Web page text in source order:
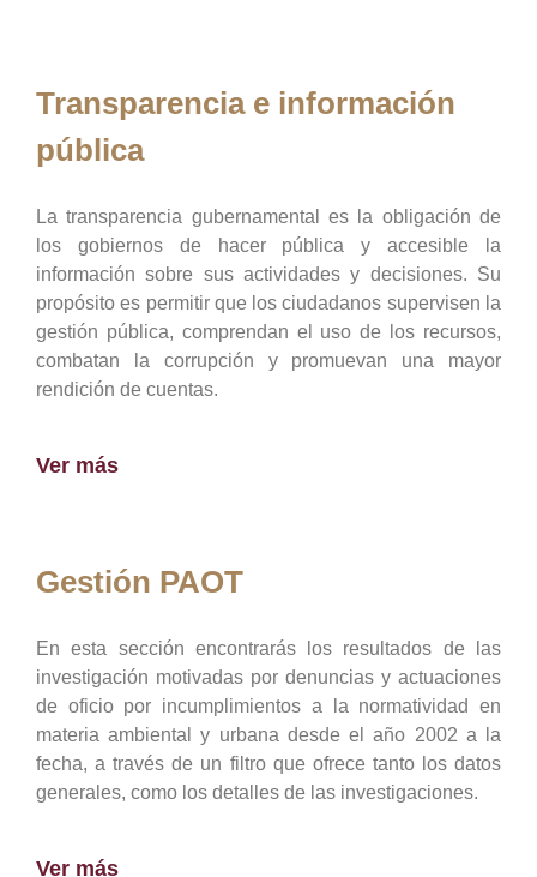
Transparencia e información
pública
La transparencia gubernamental es la obligación de
los gobiernos de hacer pública y accesible la
información sobre sus actividades y decisiones. Su
propósito es permitir que los ciudadanos supervisen la
gestión pública, comprendan el uso de los recursos,
combatan la corrupción y promuevan una mayor
rendición de cuentas.
Ver más
Gestión PAOT
En esta sección encontrarás los resultados de las
investigación motivadas por denuncias y actuaciones
de oficio por incumplimientos a la normatividad en
materia ambiental y urbana desde el año 2002 a la
fecha, a través de un filtro que ofrece tanto los datos
generales, como los detalles de las investigaciones.
Ver más